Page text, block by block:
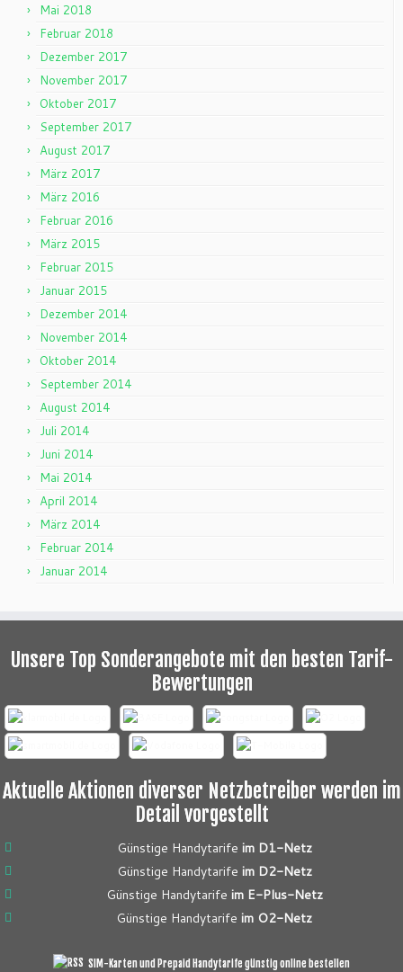
Mai 2018
Februar 2018
Dezember 2017
November 2017
Oktober 2017
September 2017
August 2017
März 2017
März 2016
Februar 2016
März 2015
Februar 2015
Januar 2015
Dezember 2014
November 2014
Oktober 2014
September 2014
August 2014
Juli 2014
Juni 2014
Mai 2014
April 2014
März 2014
Februar 2014
Januar 2014
Unsere Top Sonderangebote mit den besten Tarif-
Bewertungen
Aktuelle Aktionen diverser Netzbetreiber werden im
Detail vorgestellt
Günstige Handytarife im D1-Netz
Günstige Handytarife im D2-Netz
Günstige Handytarife im E-Plus-Netz
Günstige Handytarife im O2-Netz
SIM-Karten und Prepaid Handytarife günstig online bestellen